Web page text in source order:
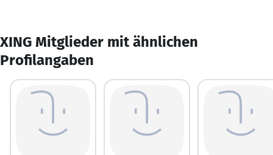
XING Mitglieder mit ähnlichen
Profilangaben